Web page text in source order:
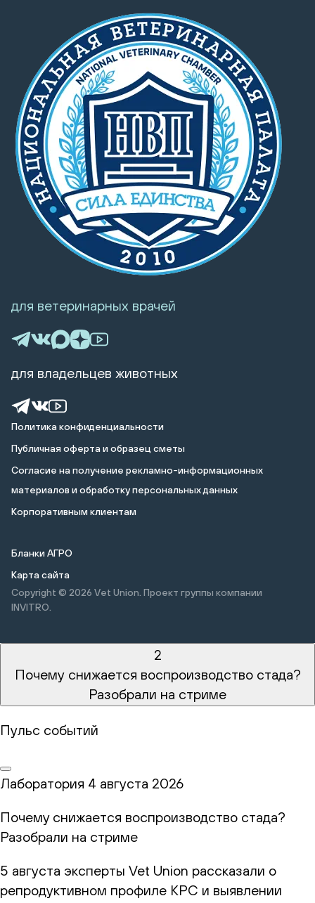
Политика конфиденциальности
Публичная оферта и образец сметы
Cогласие на получение рекламно-информационных
материалов и обработку персональных данных
Корпоративным клиентам
Бланки АГРО
Карта сайта
Copyright © 2026 Vet Union. Проект группы компании
INVITRO.
для ветеринарных врачей
для владельцев животных
2
Почему снижается воспроизводство стада?
Разобрали на стриме
Пульс событий
Лаборатория 4 августа 2026
Почему снижается воспроизводство стада?
Разобрали на стриме
5 августа эксперты Vet Union рассказали о
репродуктивном профиле КРС и выявлении